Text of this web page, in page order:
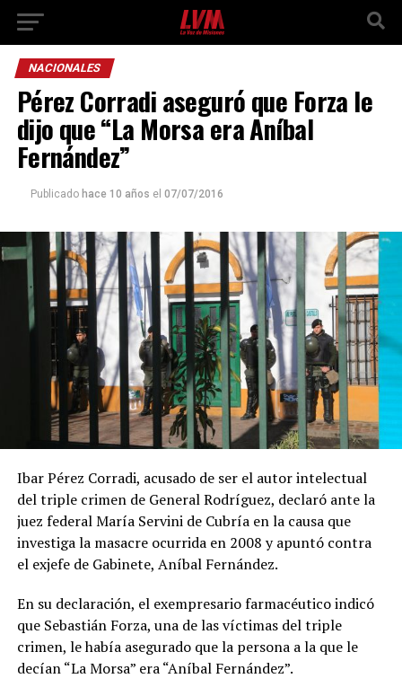
NACIONALES
Pérez Corradi aseguró que Forza le
dijo que “La Morsa era Aníbal
Fernández”
Publicado hace 10 años el 07/07/2016
Ibar Pérez Corradi, acusado de ser el autor intelectual
del triple crimen de General Rodríguez, declaró ante la
juez federal María Servini de Cubría en la causa que
investiga la masacre ocurrida en 2008 y apuntó contra
el exjefe de Gabinete, Aníbal Fernández.
En su declaración, el exempresario farmacéutico indicó
que Sebastián Forza, una de las víctimas del triple
crimen, le había asegurado que la persona a la que le
decían “La Morsa” era “Aníbal Fernández”.